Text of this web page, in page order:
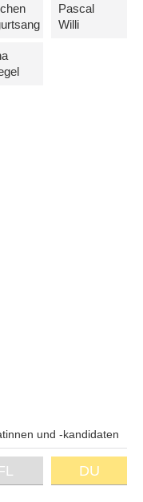
Pascal
Willi
und -kandidaten
DU